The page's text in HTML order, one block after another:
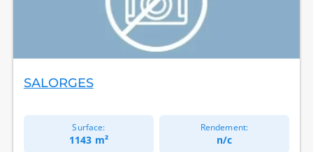
SALORGES
Surface:
1143 m²
Rendement:
n/c